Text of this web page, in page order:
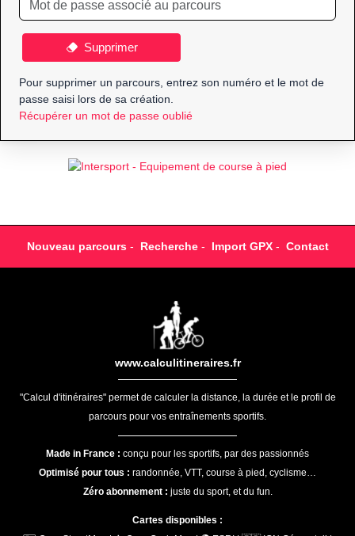
Supprimer
Pour supprimer un parcours, entrez son numéro et le mot de
passe saisi lors de sa création.
Récupérer un mot de passe oublié
Nouveau parcours- Recherche- Import GPX- Contact
www.calculitineraires.fr
"Calcul d'itinéraires" permet de calculer la distance, la durée et le profil de
parcours pour vos entraînements sportifs.
Made in France : conçu pour les sportifs, par des passionnés
Optimisé pour tous : randonnée, VTT, course à pied, cyclisme…
Zéro abonnement : juste du sport, et du fun.
Cartes disponibles :